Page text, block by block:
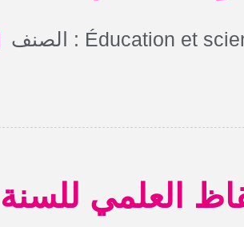
الصنف : Éducation et
العلمي